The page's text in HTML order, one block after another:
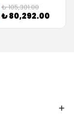
₺ 105,301.00
₺ 80,292.00